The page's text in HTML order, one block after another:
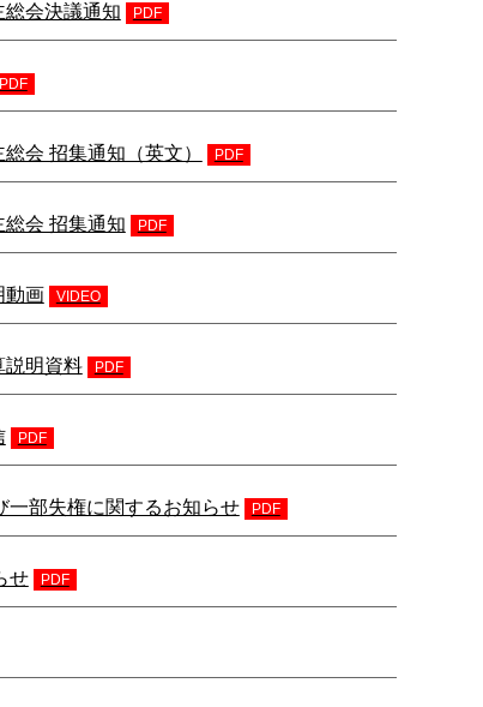
会決議通知 PDF
PDF
会 招集通知（英文） PDF
会 招集通知 PDF
動画 VIDEO
説明資料 PDF
PDF
一部失権に関するお知らせ PDF
せ PDF